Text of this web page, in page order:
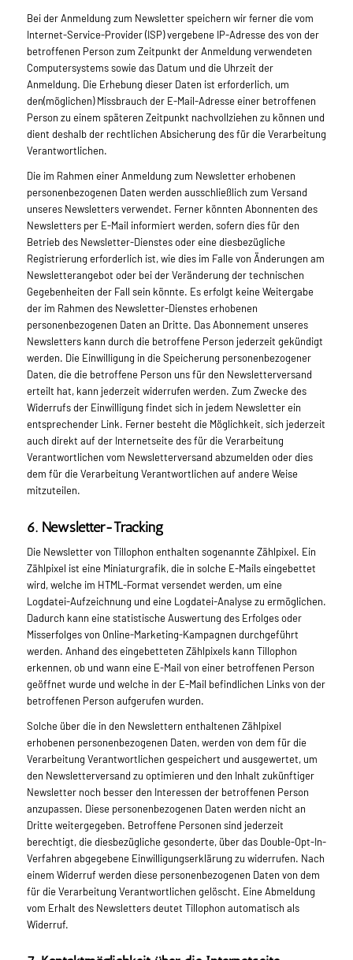
Bei der Anmeldung zum Newsletter speichern wir ferner die vom
Internet-Service-Provider (ISP) vergebene IP-Adresse des von der
betroffenen Person zum Zeitpunkt der Anmeldung verwendeten
Computersystems sowie das Datum und die Uhrzeit der
Anmeldung. Die Erhebung dieser Daten ist erforderlich, um
den(möglichen) Missbrauch der E-Mail-Adresse einer betroffenen
Person zu einem späteren Zeitpunkt nachvollziehen zu können und
dient deshalb der rechtlichen Absicherung des für die Verarbeitung
Verantwortlichen.
Die im Rahmen einer Anmeldung zum Newsletter erhobenen
personenbezogenen Daten werden ausschließlich zum Versand
unseres Newsletters verwendet. Ferner könnten Abonnenten des
Newsletters per E-Mail informiert werden, sofern dies für den
Betrieb des Newsletter-Dienstes oder eine diesbezügliche
Registrierung erforderlich ist, wie dies im Falle von Änderungen am
Newsletterangebot oder bei der Veränderung der technischen
Gegebenheiten der Fall sein könnte. Es erfolgt keine Weitergabe
der im Rahmen des Newsletter-Dienstes erhobenen
personenbezogenen Daten an Dritte. Das Abonnement unseres
Newsletters kann durch die betroffene Person jederzeit gekündigt
werden. Die Einwilligung in die Speicherung personenbezogener
Daten, die die betroffene Person uns für den Newsletterversand
erteilt hat, kann jederzeit widerrufen werden. Zum Zwecke des
Widerrufs der Einwilligung findet sich in jedem Newsletter ein
entsprechender Link. Ferner besteht die Möglichkeit, sich jederzeit
auch direkt auf der Internetseite des für die Verarbeitung
Verantwortlichen vom Newsletterversand abzumelden oder dies
dem für die Verarbeitung Verantwortlichen auf andere Weise
mitzuteilen.
6. Newsletter-Tracking
Die Newsletter von Tillophon enthalten sogenannte Zählpixel. Ein
Zählpixel ist eine Miniaturgrafik, die in solche E-Mails eingebettet
wird, welche im HTML-Format versendet werden, um eine
Logdatei-Aufzeichnung und eine Logdatei-Analyse zu ermöglichen.
Dadurch kann eine statistische Auswertung des Erfolges oder
Misserfolges von Online-Marketing-Kampagnen durchgeführt
werden. Anhand des eingebetteten Zählpixels kann Tillophon
erkennen, ob und wann eine E-Mail von einer betroffenen Person
geöffnet wurde und welche in der E-Mail befindlichen Links von der
betroffenen Person aufgerufen wurden.
Solche über die in den Newslettern enthaltenen Zählpixel
erhobenen personenbezogenen Daten, werden von dem für die
Verarbeitung Verantwortlichen gespeichert und ausgewertet, um
den Newsletterversand zu optimieren und den Inhalt zukünftiger
Newsletter noch besser den Interessen der betroffenen Person
anzupassen. Diese personenbezogenen Daten werden nicht an
Dritte weitergegeben. Betroffene Personen sind jederzeit
berechtigt, die diesbezügliche gesonderte, über das Double-Opt-In-
Verfahren abgegebene Einwilligungserklärung zu widerrufen. Nach
einem Widerruf werden diese personenbezogenen Daten von dem
für die Verarbeitung Verantwortlichen gelöscht. Eine Abmeldung
vom Erhalt des Newsletters deutet Tillophon automatisch als
Widerruf.